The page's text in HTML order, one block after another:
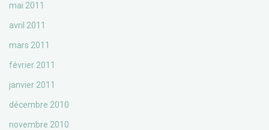
mai 2011
avril 2011
mars 2011
février 2011
janvier 2011
décembre 2010
novembre 2010